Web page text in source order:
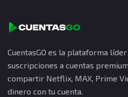
CuentasGO es la plataforma
suscripciones a cuentas
compartir Netflix, MAX, Prime
dinero con tu cuenta.